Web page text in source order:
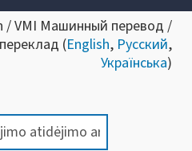
/ VMI Машинный перевод /
(English, Русский,
Українська)